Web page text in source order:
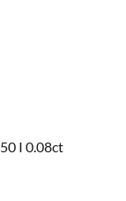
I 0.08ct